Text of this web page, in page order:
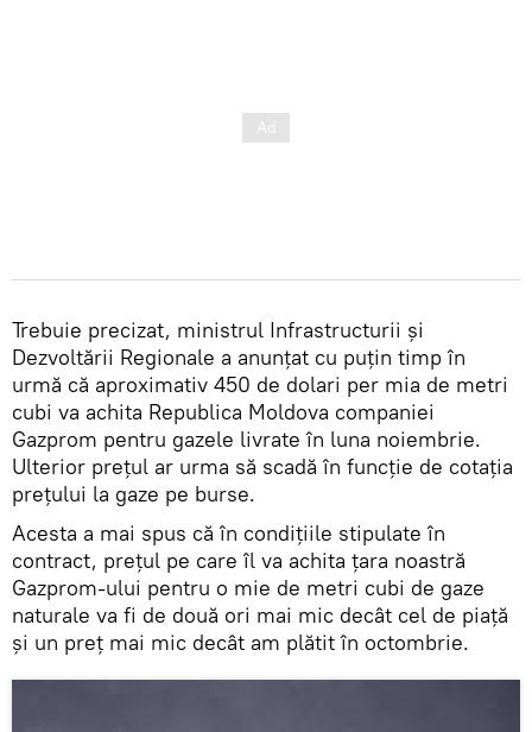
Trebuie precizat, ministrul Infrastructurii și
Dezvoltării Regionale a anunțat cu puțin timp în
urmă că aproximativ 450 de dolari per mia de metri
cubi va achita Republica Moldova companiei
Gazprom pentru gazele livrate în luna noiembrie.
Ulterior prețul ar urma să scadă în funcție de cotația
prețului la gaze pe burse.
Acesta a mai spus că în condițiile stipulate în
contract, prețul pe care îl va achita țara noastră
Gazprom-ului pentru o mie de metri cubi de gaze
naturale va fi de două ori mai mic decât cel de piață
și un preț mai mic decât am plătit în octombrie.